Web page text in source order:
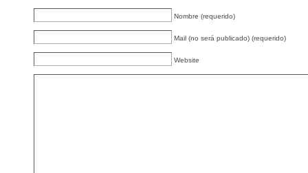
Nombre (requerido)
Mail (no será publicado) (requerido)
Website